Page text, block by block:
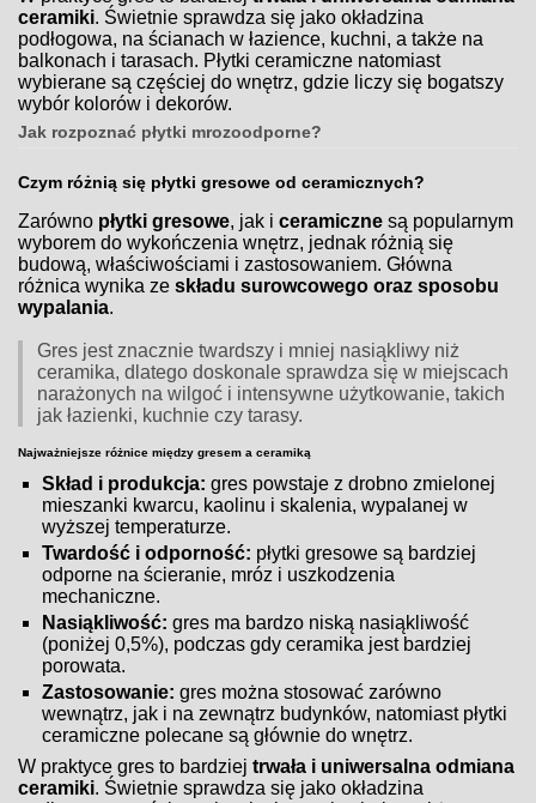
ceramiki. Świetnie sprawdza się jako okładzina
podłogowa, na ścianach w łazience, kuchni, a także na
balkonach i tarasach. Płytki ceramiczne natomiast
wybierane są częściej do wnętrz, gdzie liczy się bogatszy
wybór kolorów i dekorów.
Jak rozpoznać płytki mrozoodporne?
Czym różnią się płytki gresowe od ceramicznych?
Zarówno płytki gresowe, jak iceramiczne są popularnym
wyborem do wykończenia wnętrz, jednak różnią się
budową, właściwościami i zastosowaniem. Główna
różnica wynika zeskładu surowcowego oraz sposobu
wypalania.
Gres jest znacznie twardszy i mniej nasiąkliwy niż
ceramika, dlatego doskonale sprawdza się w miejscach
narażonych na wilgoć i intensywne użytkowanie, takich
jak łazienki, kuchnie czy tarasy.
Najważniejsze różnice między gresem a ceramiką
Skład i produkcja: gres powstaje z drobno zmielonej
mieszanki kwarcu, kaolinu i skalenia, wypalanej w
wyższej temperaturze.
Twardość i odporność: płytki gresowe są bardziej
odporne na ścieranie, mróz i uszkodzenia
mechaniczne.
Nasiąkliwość: gres ma bardzo niską nasiąkliwość
(poniżej 0,5%), podczas gdy ceramika jest bardziej
porowata.
Zastosowanie: gres można stosować zarówno
wewnątrz, jak i na zewnątrz budynków, natomiast płytki
ceramiczne polecane są głównie do wnętrz.
W praktyce gres to bardziejtrwała i uniwersalna odmiana
ceramiki. Świetnie sprawdza się jako okładzina